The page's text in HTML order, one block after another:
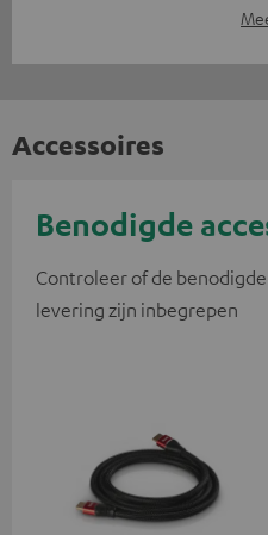
Accessoires
Benodigde
Controleer of de
levering zijn inbegrepen